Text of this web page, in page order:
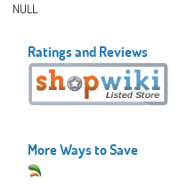
NULL
Ratings and Reviews
More Ways to Save